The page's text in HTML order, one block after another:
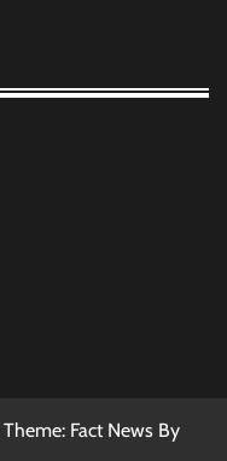
Theme: Fact News By